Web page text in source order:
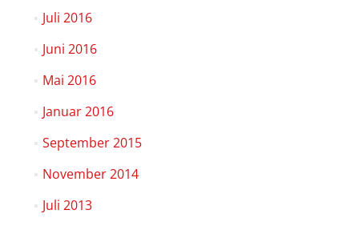
Juli 2016
Juni 2016
Mai 2016
Januar 2016
September 2015
November 2014
Juli 2013